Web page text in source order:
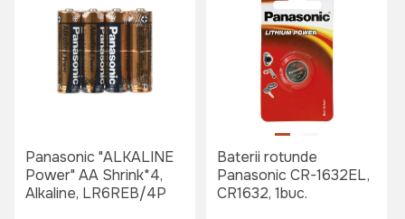
Panasonic "ALKALINE
Power" AA Shrink*4,
Alkaline, LR6REB/4P
Baterii rotunde
Panasonic CR-1632EL,
CR1632, 1buc.